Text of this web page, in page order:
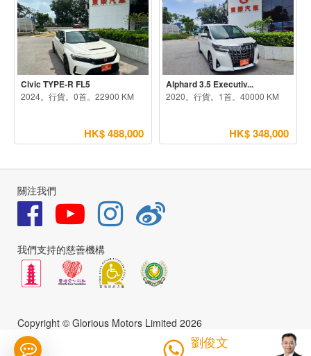
Civic TYPE-R FL5
2024。行貨。0首。22900 KM
HK$ 488,000
Alphard 3.5 Executiv...
2020。行貨。1首。40000 KM
HK$ 348,000
關注我們
我們支持的慈善機構
Copyright © Glorious Motors Limited 2026
劉俊文